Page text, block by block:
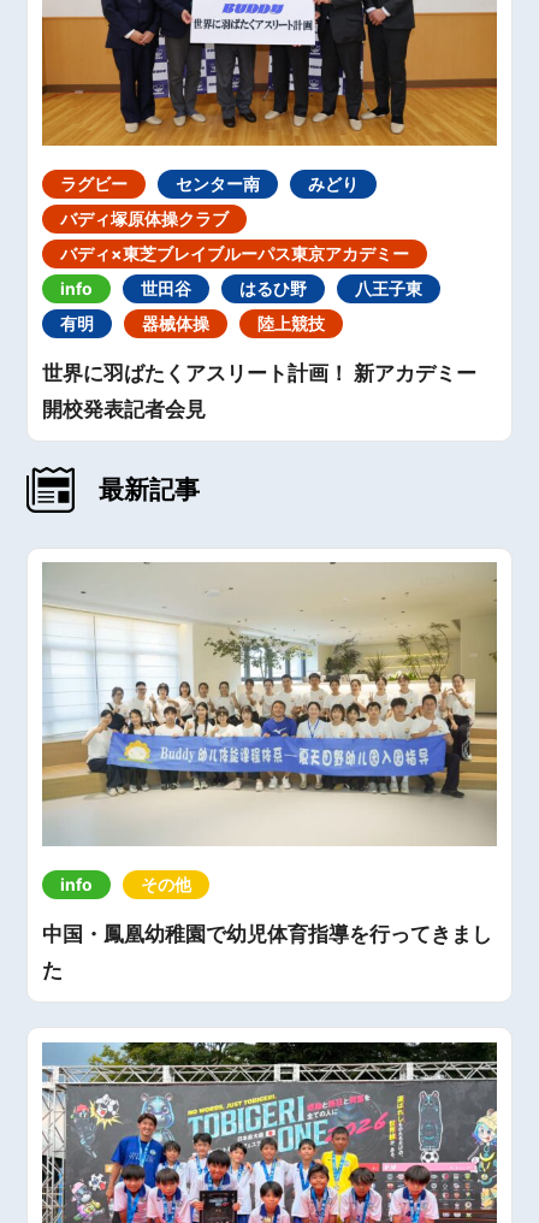
ラグビー センター南
みどり
バディ塚原体操クラブ
バディ×東芝ブレイブルーパス東京アカデミー
info
世田谷 はるひ野
八王子東
有明
器械体操 陸上競技
世界に羽ばたくアスリート計画！ 新アカデミー
開校発表記者会見
最新記事
info その他
中国・鳳凰幼稚園で幼児体育指導を行ってきまし
た